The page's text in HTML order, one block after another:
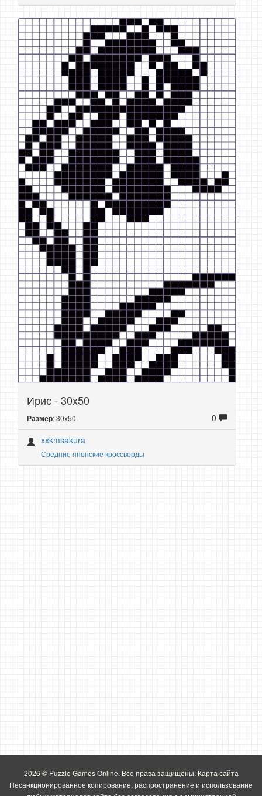
Ирис - 30x50
Размер: 30x50
0
xxkmsakura
Средние японские кроссворды
2026 © Puzzle Games Online. Все права защищены. Карта сайта
Несанкционированное копирование, распространение и использование